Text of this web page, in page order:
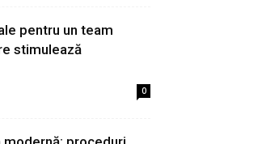
pentru un team
stimulează
0